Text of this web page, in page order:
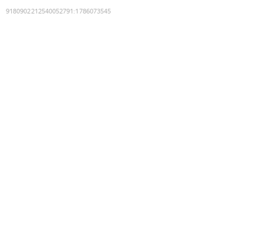
9180902212540052791 :1786073545